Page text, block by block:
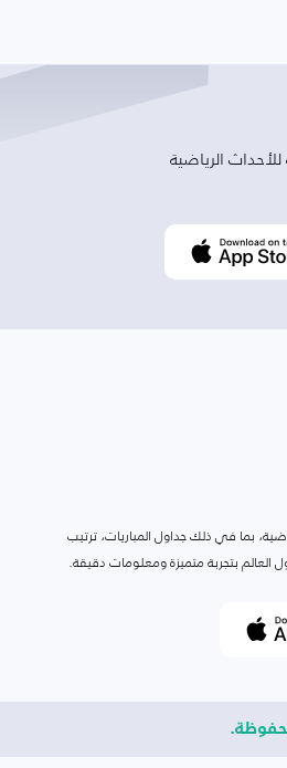
الرياضية
بما في ذلك جداول المباريات، ترتيب
العالم بتجربة متميزة ومعلومات دقيقة.